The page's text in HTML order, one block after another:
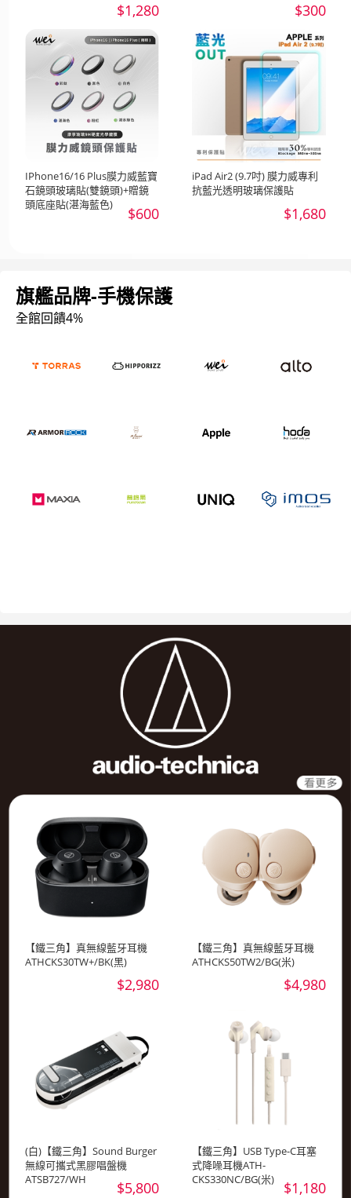
$1,280 $300
IPhone16/16 Plus膜力威藍寶
石鏡頭玻璃貼(雙鏡頭)+贈鏡
頭底座貼(湛海藍色)
$600
iPad Air2 (9.7吋) 膜力威專利
抗藍光透明玻璃保護貼
$1,680
旗艦品牌-手機保護
全館回饋4%
【鐵三角】真無線藍牙耳機
ATHCKS30TW+/BK(黑)
$2,980
【鐵三角】真無線藍牙耳機
ATHCKS50TW2/BG(米)
$4,980
(白)【鐵三角】Sound Burger
無線可攜式黑膠唱盤機
ATSB727/WH
$5,800
【鐵三角】USB Type-C耳塞
式降噪耳機ATH-
CKS330NC/BG(米)
$1,180